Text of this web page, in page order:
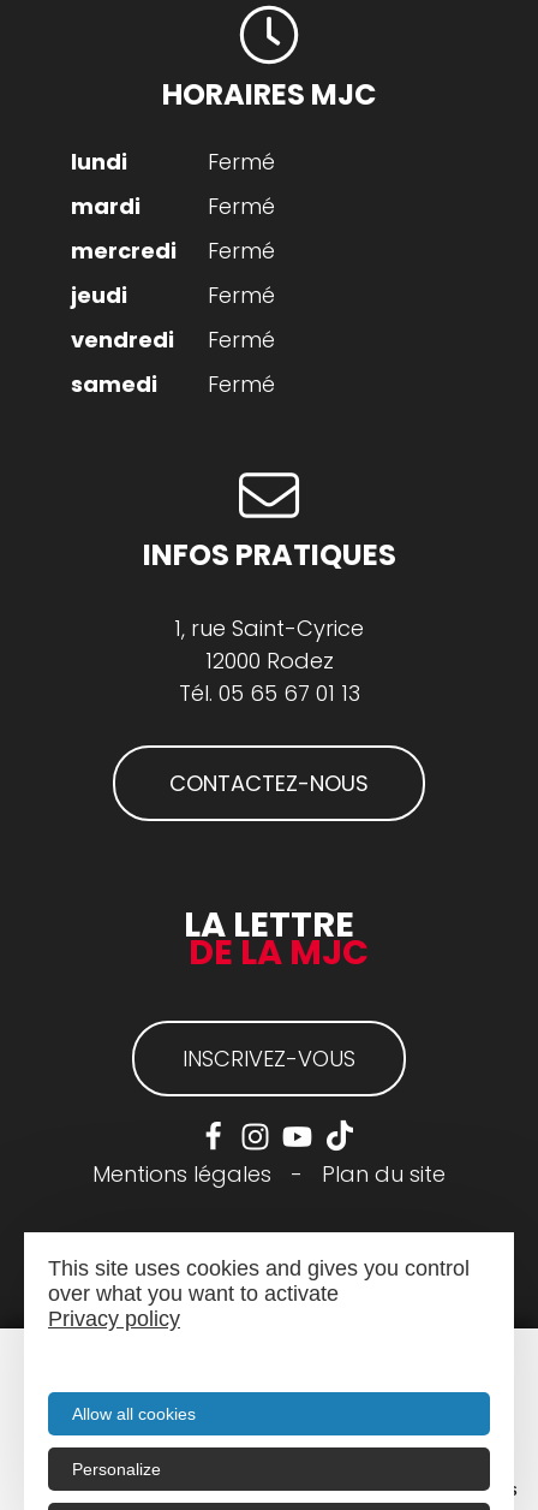
Menu Recherche Agenda Infos pratiques
HORAIRES MJC
Fermé
Fermé
Fermé
Fermé
Fermé
Fermé
INFOS PRATIQUES
1, rue Saint-Cyrice
12000 Rodez
Tél. 05 65 67 01 13
CONTACTEZ-NOUS
LA LETTRE
DE LA MJC
INSCRIVEZ-VOUS
Mentions légales - Plan du site
This site uses cookies and gives you control
over what you want to activate
Privacy policy
Allow all cookies
Personalize